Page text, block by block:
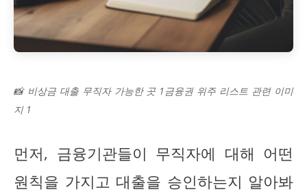
📸 비상금 대출 무직자 가능한 곳 1금융권 위주 리스트 관련 이미
지 1
먼저, 금융기관들이 무직자에 대해 어떤
원칙을 가지고 대출을 승인하는지 알아봐